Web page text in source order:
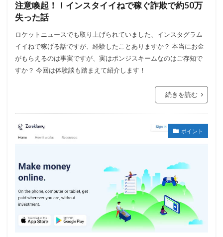
注意喚起！！インスタイイねで稼ぐ詐欺で約50万
失った話
ロケットニュースでも取り上げられていました、インスタグラム
イイねで稼げる話ですが、経験したことありますか？ 本当にお金
がもらえるのは事実ですが、実はポンジスキームなのはご存知で
すか？ 今回は体験談も踏まえて紹介します！
続きを読む
ポイント